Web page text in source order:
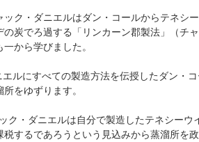
ク・ダニエルはダン・コールからテネシ
炭でろ過する「リンカーン郡製法」（チ
から学びました。
ルにすべての製造方法を伝授したダン・
をゆずります。
ク・ダニエルは自分で製造したテネシー
するであろうという見込みから蒸溜所を